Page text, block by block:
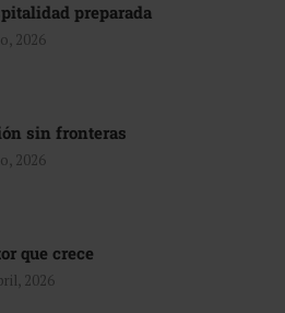
preparada
2026
sin fronteras
2026
que crece
2026